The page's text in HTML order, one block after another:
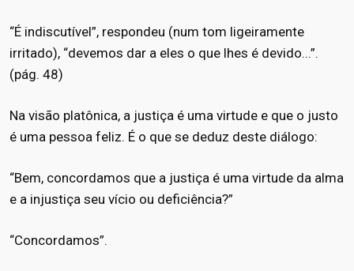
“É indiscutível”, respondeu (num tom ligeiramente
irritado), “devemos dar a eles o que lhes é devido...”.
(pág. 48)
Na visão platônica, a justiça é uma virtude e que o justo
é uma pessoa feliz. É o que se deduz deste diálogo:
“Bem, concordamos que a justiça é uma virtude da alma
e a injustiça seu vício ou deficiência?”
“Concordamos”.